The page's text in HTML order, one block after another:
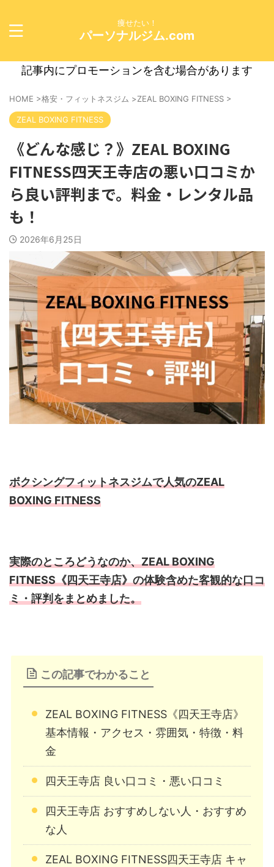
痩せたい！
パーソナルジム.com
記事内にプロモーションを含む場合があります
HOME >格安・フィットネスジム >ZEAL BOXING FITNESS >
ZEAL BOXING FITNESS
《どんな感じ？》ZEAL BOXING
FITNESS四天王寺店の悪い口コミか
ら良い評判まで。料金・レンタル品
も！
2026年6月25日
ボクシングフィットネスジムで人気のZEAL
BOXING FITNESS
実際のところどうなのか、ZEAL BOXING
FITNESS《四天王寺店》の体験含めた客観的な口コ
ミ・評判をまとめました。
この記事でわかること
ZEAL BOXING FITNESS《四天王寺店》
基本情報・アクセス・雰囲気・特徴・料
金
四天王寺店 良い口コミ・悪い口コミ
四天王寺店 おすすめしない人・おすすめ
な人
ZEAL BOXING FITNESS四天王寺店 キャ